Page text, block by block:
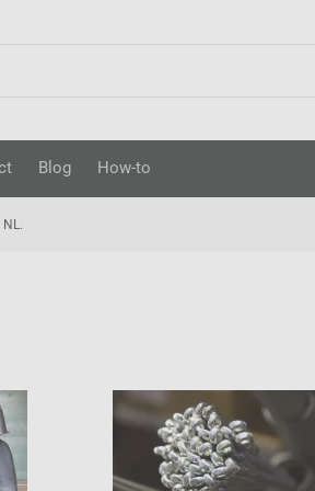
Blog How-to